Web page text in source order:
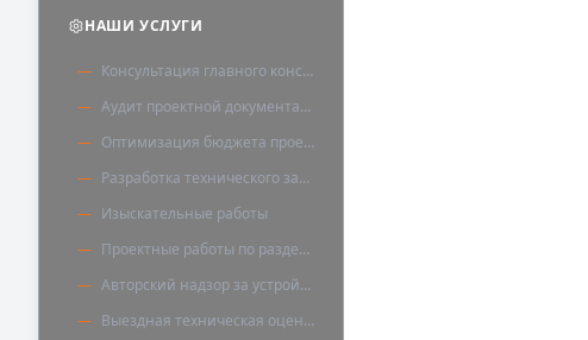
НАШИ УСЛУГИ
Консультация главного конструктора
Аудит проектной документации
Оптимизация бюджета проекта
Разработка технического задания
Изыскательные работы
Проектные работы по разделу «Полы»
Авторский надзор за устройством полов
Выездная техническая оценка